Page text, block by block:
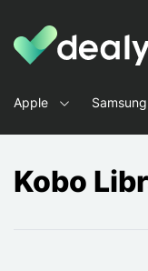
Dealy - Kotelot ja
Apple Samsung
Kobo